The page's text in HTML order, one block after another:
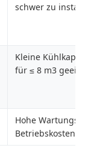
schwer zu
Kleine
für ≤ 8 m3
Hohe Wartungs-
Betriebskosten